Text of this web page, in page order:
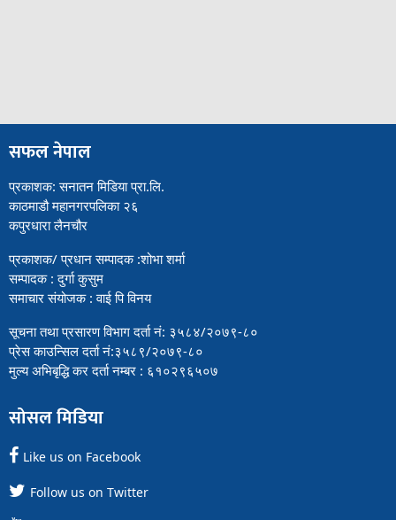
सफल नेपाल
प्रकाशक: सनातन मिडिया प्रा.लि.
काठमाडौ महानगरपलिका २६
कपुरधारा लैनचौर
प्रकाशक/ प्रधान सम्पादक :शोभा शर्मा
सम्पादक : दुर्गा कुसुम
समाचार संयोजक : वाई पि विनय
सूचना तथा प्रसारण विभाग दर्ता नं: ३५८४/२०७९-८०
प्रेस काउन्सिल दर्ता नं:३५८९/२०७९-८०
मुल्य अभिबृद्धि कर दर्ता नम्बर : ६१०२९६५०७
सोसल मिडिया
Like us on Facebook
Follow us on Twitter